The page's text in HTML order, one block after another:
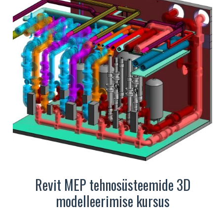
Revit MEP tehnosüsteemide 3D
modelleerimise kursus